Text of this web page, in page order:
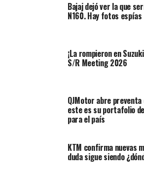
Otro cambio que también se pudo
espía, es que KTM adoptó un chasis
Apex semiactivo de tercera
electrónicamente que se usa en la
que se desarrolla bajo la misma idea
que tiene luces LED montadas en
prepara una sport-tourer en su nueva
2025, pronto veremos su debut
Bajaj dejó ver la que
N160. Hay fotos espías
¡La rompieron en
S/R Meeting 2026
QJMotor abre
este es su portafolio
para el país
KTM confirma nuevas
duda sigue siendo